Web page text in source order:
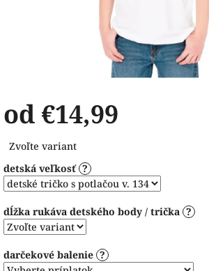
od €14,99
cena:
Zvoľte variant
detská veľkosť ?
dĺžka rukáva detského body / trička ?
darčekové balenie ?